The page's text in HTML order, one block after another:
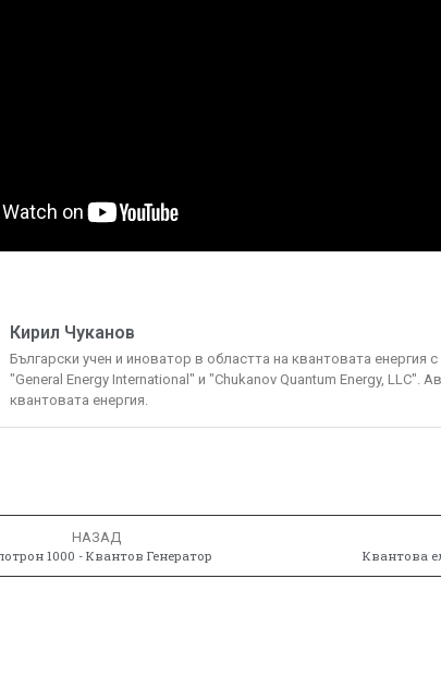
Кирил Чуканов
Български учен и иноватор в областта на квантовата енергия
"General Energy International" и "Chukanov Quantum Energy, LLC".
квантовата енергия.
НАЗАД
1000 - Квантов Генератор